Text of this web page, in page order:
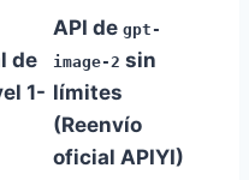
de
1-
API de gpt-
image-2 sin
límites
(Reenvío
oficial APIYI)